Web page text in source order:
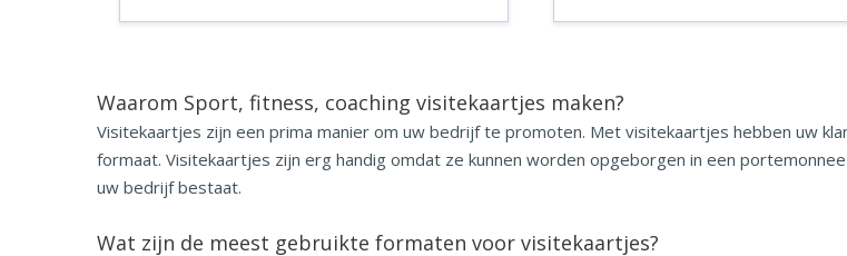
Waarom Sport, fitness, coaching visitekaartjes maken?
Visitekaartjes zijn een prima manier om uw bedrijf te promoten. Met visitekaartjes hebben uw
formaat. Visitekaartjes zijn erg handig omdat ze kunnen worden opgeborgen in een
uw bedrijf bestaat.
Wat zijn de meest gebruikte formaten voor visitekaartjes?